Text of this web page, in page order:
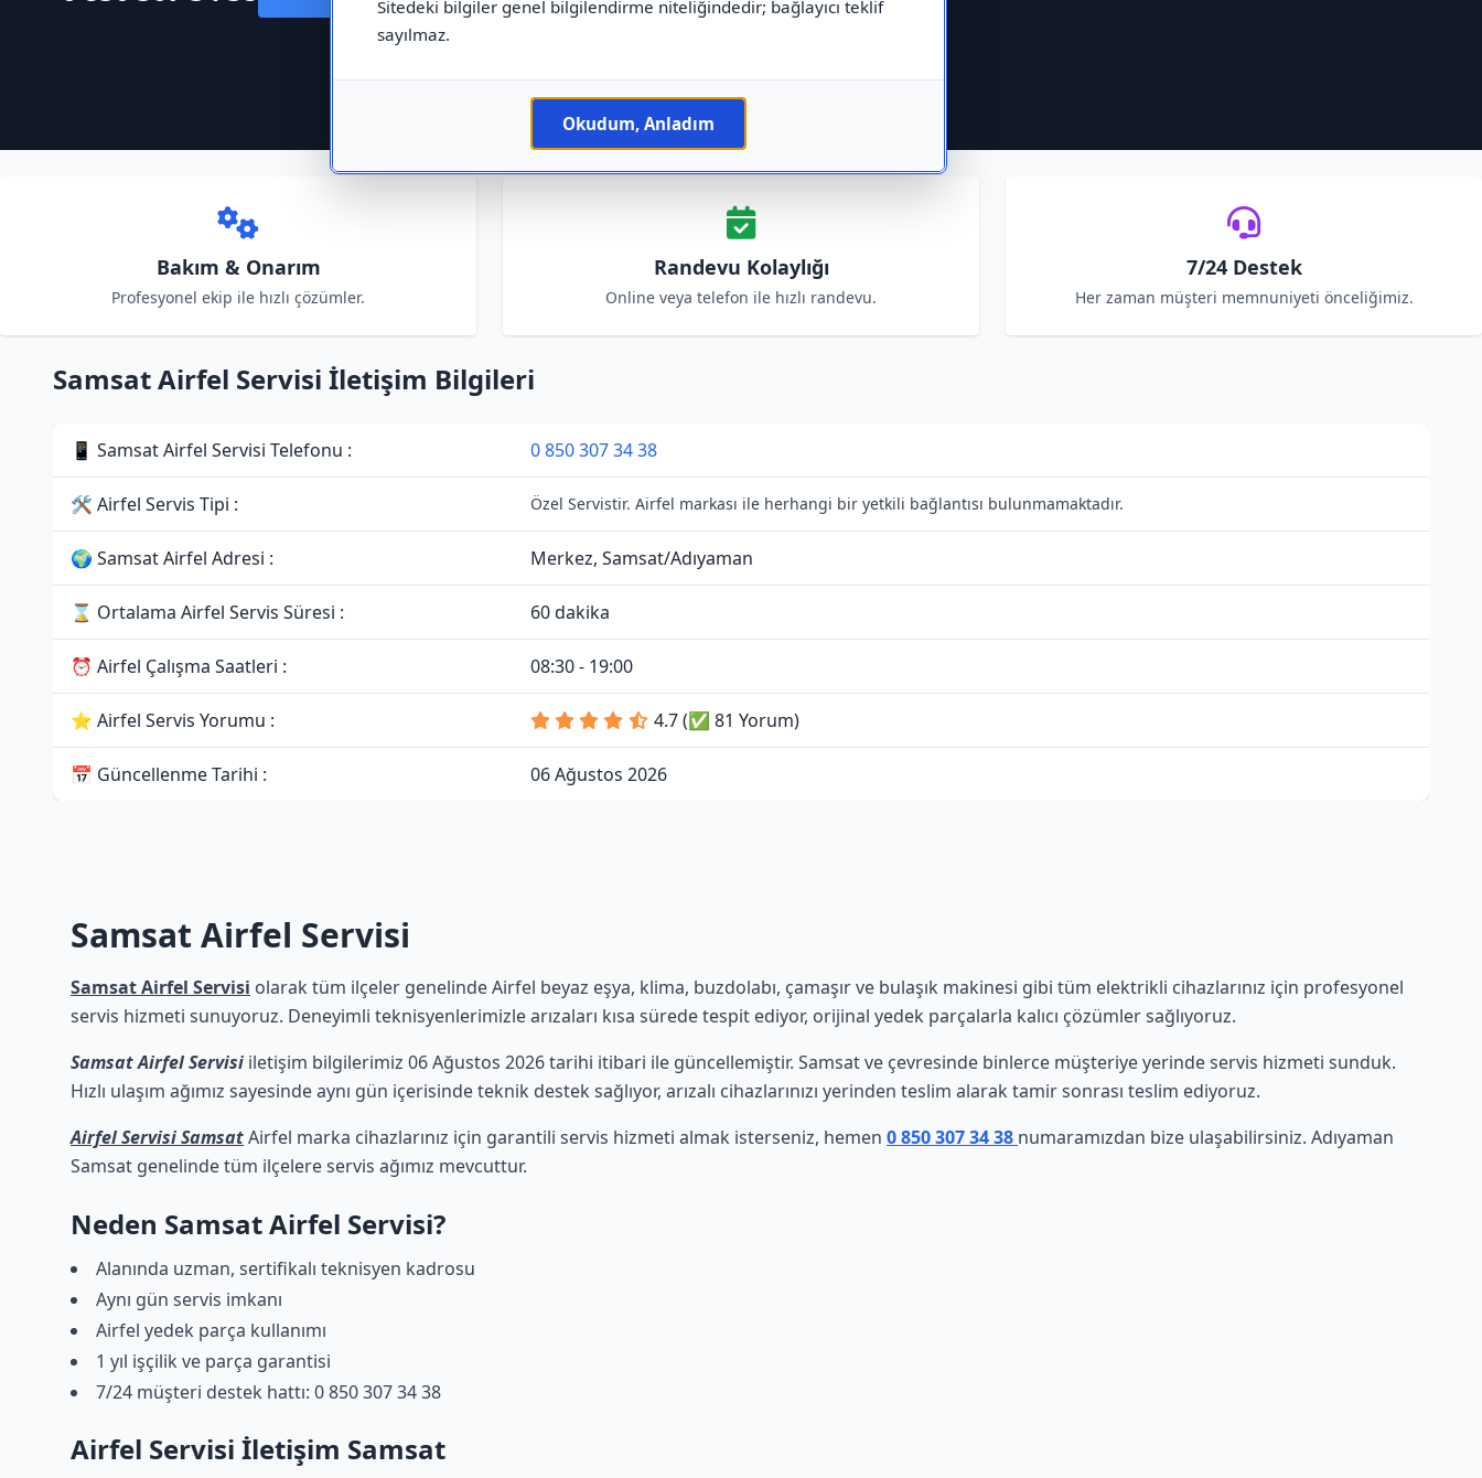
Sitedeki bilgiler genel bilgilendirme niteliğindedir; bağlayıcı teklif
sayılmaz.
Okudum, Anladım
Bakım & Onarım
Profesyonel ekip ile hızlı çözümler.
Randevu Kolaylığı
Online veya telefon ile hızlı randevu.
7/24 Destek
Her zaman müşteri memnuniyeti önceliğimiz.
Samsat Airfel Servisi İletişim Bilgileri
📱 Samsat Airfel Servisi Telefonu : 0 850 307 34 38
🛠 Airfel Servis Tipi : Özel Servistir. Airfel markası ile herhangi bir yetkili bağlantısı bulunmamaktadır.
🌍 Samsat Airfel Adresi : Merkez, Samsat/Adıyaman
⌛ Ortalama Airfel Servis Süresi : 60 dakika
⏰ Airfel Çalışma Saatleri : 08:30 - 19:00
⭐ Airfel Servis Yorumu : 4.7 (✅ 81 Yorum)
📅 Güncellenme Tarihi : 06 Ağustos 2026
Samsat Airfel Servisi
Samsat Airfel Servisi olarak tüm ilçeler genelinde Airfel beyaz eşya, klima, buzdolabı, çamaşır ve bulaşık makinesi gibi tüm elektrikli cihazlarınız için profesyonel
servis hizmeti sunuyoruz. Deneyimli teknisyenlerimizle arızaları kısa sürede tespit ediyor, orijinal yedek parçalarla kalıcı çözümler sağlıyoruz.
Samsat Airfel Servisi iletişim bilgilerimiz 06 Ağustos 2026 tarihi itibari ile güncellemiştir. Samsat ve çevresinde binlerce müşteriye yerinde servis hizmeti sunduk.
Hızlı ulaşım ağımız sayesinde aynı gün içerisinde teknik destek sağlıyor, arızalı cihazlarınızı yerinden teslim alarak tamir sonrası teslim ediyoruz.
Airfel Servisi SamsatAirfel marka cihazlarınız için garantili servis hizmeti almak isterseniz, hemen 0 850 307 34 38 numaramızdan bize ulaşabilirsiniz. Adıyaman
Samsat genelinde tüm ilçelere servis ağımız mevcuttur.
Neden Samsat Airfel Servisi?
Alanında uzman, sertifikalı teknisyen kadrosu
Aynı gün servis imkanı
Airfel yedek parça kullanımı
1 yıl işçilik ve parça garantisi
7/24 müşteri destek hattı: 0 850 307 34 38
Airfel Servisi İletişim Samsat